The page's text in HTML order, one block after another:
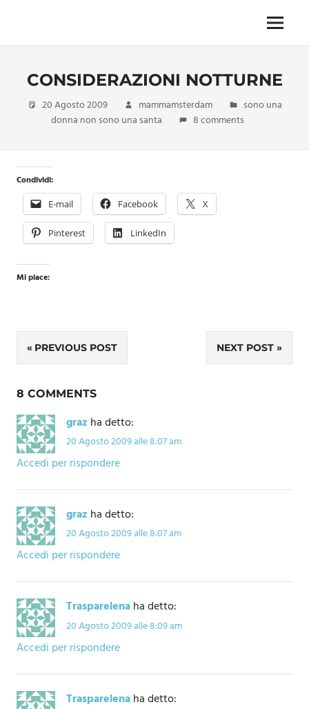
content
imprescindibile,
inevitabile
formato
monodose
nuova
confezione
migliorata
Menu
CONSIDERAZIONI NOTTURNE
20 Agosto 2009 mammamsterdam
sono una
donna non sono una santa
8 comments
Condividi:
E-mail Facebook X
Pinterest LinkedIn
Mi piace:
Navigazione
articoli
PREVIOUS POST NEXT POST
8 COMMENTS
graz ha detto:
20 Agosto 2009 alle 8:07 am
Accedi per rispondere
graz ha detto:
20 Agosto 2009 alle 8:07 am
Accedi per rispondere
Trasparelenaha detto:
20 Agosto 2009 alle 8:09 am
Accedi per rispondere
Trasparelenaha detto: